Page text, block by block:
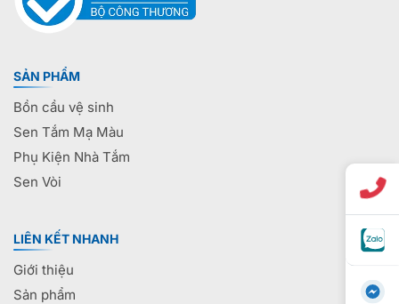
SẢN PHẨM
Bồn cầu vệ sinh
Sen Tắm Mạ Màu
Phụ Kiện Nhà Tắm
Sen Vòi
LIÊN KẾT NHANH
Giới thiệu
Sản phẩm